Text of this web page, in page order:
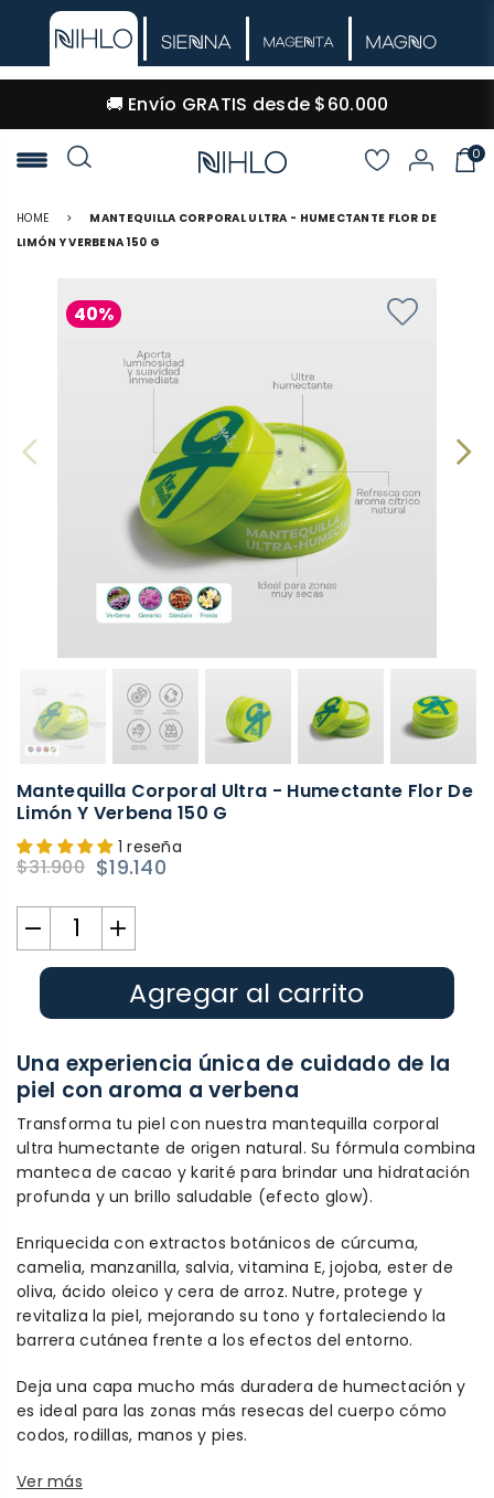
🚚 Envío GRATIS desde $60.000
NIHLO
0
HOME >
MANTEQUILLA CORPORAL ULTRA - HUMECTANTE FLOR DE
LIMÓN Y VERBENA 150 G
40%
Mantequilla Corporal Ultra - Humectante Flor De
Limón Y Verbena 150 G
1 reseña
Precio
habitual
$31.900 $19.140
Agregar al carrito
Una experiencia única de cuidado de la
piel con aroma a verbena
Transforma tu piel con nuestra mantequilla corporal
ultra humectante de origen natural. Su fórmula combina
manteca de cacao y karité para brindar una hidratación
profunda y un brillo saludable (efecto glow).
Enriquecida con extractos botánicos de cúrcuma,
camelia, manzanilla, salvia, vitamina E, jojoba, ester de
oliva, ácido oleico y cera de arroz. Nutre, protege y
revitaliza la piel, mejorando su tono y fortaleciendo la
barrera cutánea frente a los efectos del entorno.
Deja una capa mucho más duradera de humectación y
es ideal para las zonas más resecas del cuerpo cómo
codos, rodillas, manos y pies.
Ver más